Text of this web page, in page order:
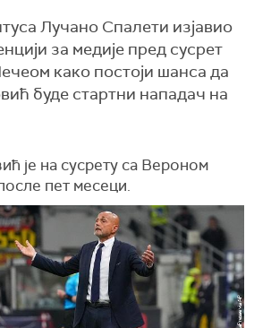
Лучано Спалети изјавио
за медије пред сусрет
како постоји шанса да
буде стартни нападач на
је на сусрету са Вероном
пет месеци.